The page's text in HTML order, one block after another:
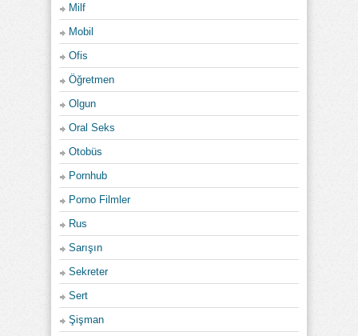
Milf
Mobil
Ofis
Öğretmen
Olgun
Oral Seks
Otobüs
Pornhub
Porno Filmler
Rus
Sarışın
Sekreter
Sert
Şişman